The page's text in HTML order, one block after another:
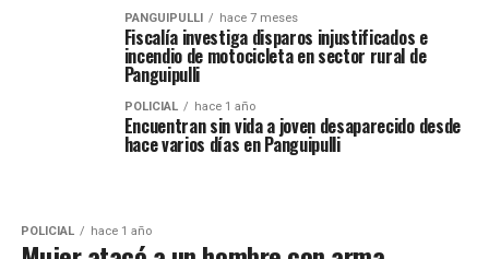
PANGUIPULLI hace 7 meses
Fiscalía investiga disparos injustificados e
incendio de motocicleta en sector rural de
Panguipulli
POLICIAL hace 1 año
Encuentran sin vida a joven desaparecido desde
hace varios días en Panguipulli
POLICIAL hace 1 año